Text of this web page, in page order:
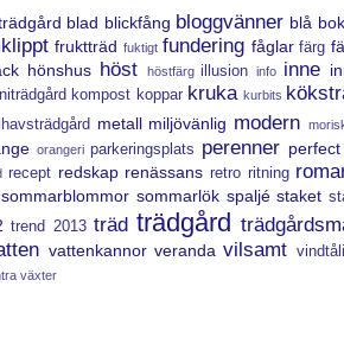
blad blickfång bloggvänner blå
fruktträd fuktigt fundering fåglar färg
hönshus höst höstfärg illusion info inne
kompost koppar kruka kurbits
metall miljövänlig modern
orangeri parkeringsplats perenner
recept redskap renässans retro ritning
sommarblommor sommarlök spaljé staket
trend 2013 träd trädgård
vattenkannor veranda vilsamt
växter